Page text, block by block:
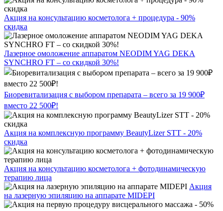
Акция на консультацию косметолога + процедура - 90%
скидка
Лазерное омоложение аппаратом NEODIM YAG DEKA
SYNCHRO FT – со скидкой 30%!
Биоревитализация с выбором препарата – всего за 19 900₽
вместо 22 500₽!
Акция на комплексную программу BeautyLizer STT - 20%
скидка
Акция на консультацию косметолога + фотодинамическую
терапию лица
Акция
на лазерную эпиляцию на аппарате MIDEPI